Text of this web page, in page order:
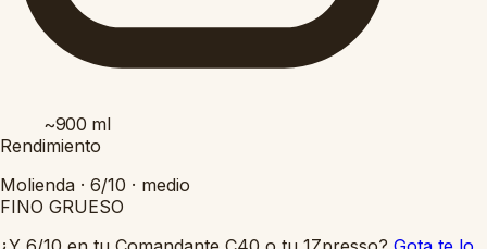
~900 ml
Rendimiento
Molienda · 6/10 · medio
FINO GRUESO